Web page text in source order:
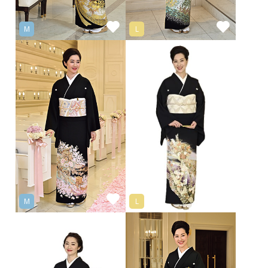
M L
M L